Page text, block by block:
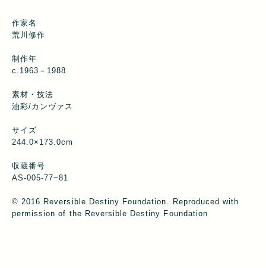
作家名
荒川修作
制作年
c.1963－1988
素材・技法
油彩/カンヴァス
サイズ
244.0×173.0cm
収蔵番号
AS-005-77~81
© 2016 Reversible Destiny Foundation. Reproduced with
permission of the Reversible Destiny Foundation